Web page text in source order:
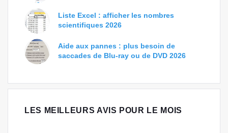
Liste Excel : afficher les nombres
scientifiques 2026
Aide aux pannes : plus besoin de
saccades de Blu-ray ou de DVD 2026
LES MEILLEURS AVIS POUR LE MOIS